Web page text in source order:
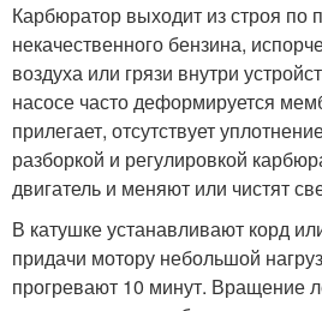
Карбюратор выходит из строя по
некачественного бензина,
воздуха или грязи внутри
насосе часто деформируется
прилегает, отсутствует
разборкой и регулировкой
двигатель и меняют или чистят
В катушке устанавливают корд
придачи мотору небольшой
прогревают 10 минут. Вращение